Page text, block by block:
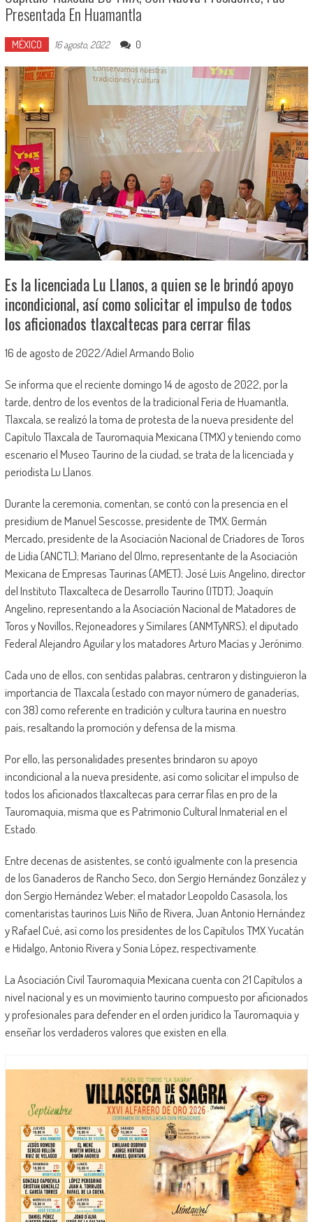
Presentada En Huamantla
MÉXICO 16 agosto, 2022 0
Es la licenciada Lu Llanos, a quien se le brindó apoyo
incondicional, así como solicitar el impulso de todos
los aficionados tlaxcaltecas para cerrar filas
16 de agosto de 2022/Adiel Armando Bolio
Se informa que el reciente domingo 14 de agosto de 2022, por la
tarde, dentro de los eventos de la tradicional Feria de Huamantla,
Tlaxcala, se realizó la toma de protesta de la nueva presidente del
Capítulo Tlaxcala de Tauromaquia Mexicana (TMX) y teniendo como
escenario el Museo Taurino de la ciudad, se trata de la licenciada y
periodista Lu Llanos.
Durante la ceremonia, comentan, se contó con la presencia en el
presidium de Manuel Sescosse, presidente de TMX; Germán
Mercado, presidente de la Asociación Nacional de Criadores de Toros
de Lidia (ANCTL); Mariano del Olmo, representante de la Asociación
Mexicana de Empresas Taurinas (AMET); José Luis Angelino, director
del Instituto Tlaxcalteca de Desarrollo Taurino (ITDT); Joaquín
Angelino, representando a la Asociación Nacional de Matadores de
Toros y Novillos, Rejoneadores y Similares (ANMTyNRS); el diputado
Federal Alejandro Aguilar y los matadores Arturo Macías y Jerónimo.
Cada uno de ellos, con sentidas palabras, centraron y distinguieron la
importancia de Tlaxcala (estado con mayor número de ganaderías,
con 38) como referente en tradición y cultura taurina en nuestro
país, resaltando la promoción y defensa de la misma.
Por ello, las personalidades presentes brindaron su apoyo
incondicional a la nueva presidente, así como solicitar el impulso de
todos los aficionados tlaxcaltecas para cerrar filas en pro de la
Tauromaquia, misma que es Patrimonio Cultural Inmaterial en el
Estado.
Entre decenas de asistentes, se contó igualmente con la presencia
de los Ganaderos de Rancho Seco, don Sergio Hernández González y
don Sergio Hernández Weber; el matador Leopoldo Casasola, los
comentaristas taurinos Luis Niño de Rivera, Juan Antonio Hernández
y Rafael Cué, así como los presidentes de los Capítulos TMX Yucatán
e Hidalgo, Antonio Rivera y Sonia López, respectivamente.
La Asociación Civil Tauromaquia Mexicana cuenta con 21 Capítulos a
nivel nacional y es un movimiento taurino compuesto por aficionados
y profesionales para defender en el orden jurídico la Tauromaquia y
enseñar los verdaderos valores que existen en ella.